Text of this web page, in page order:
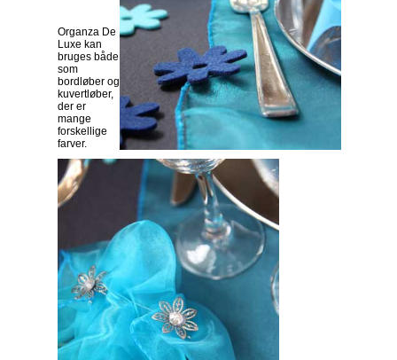
Organza De
Luxe kan
bruges både
som
bordløber og
kuvertløber,
der er
mange
forskellige
farver.